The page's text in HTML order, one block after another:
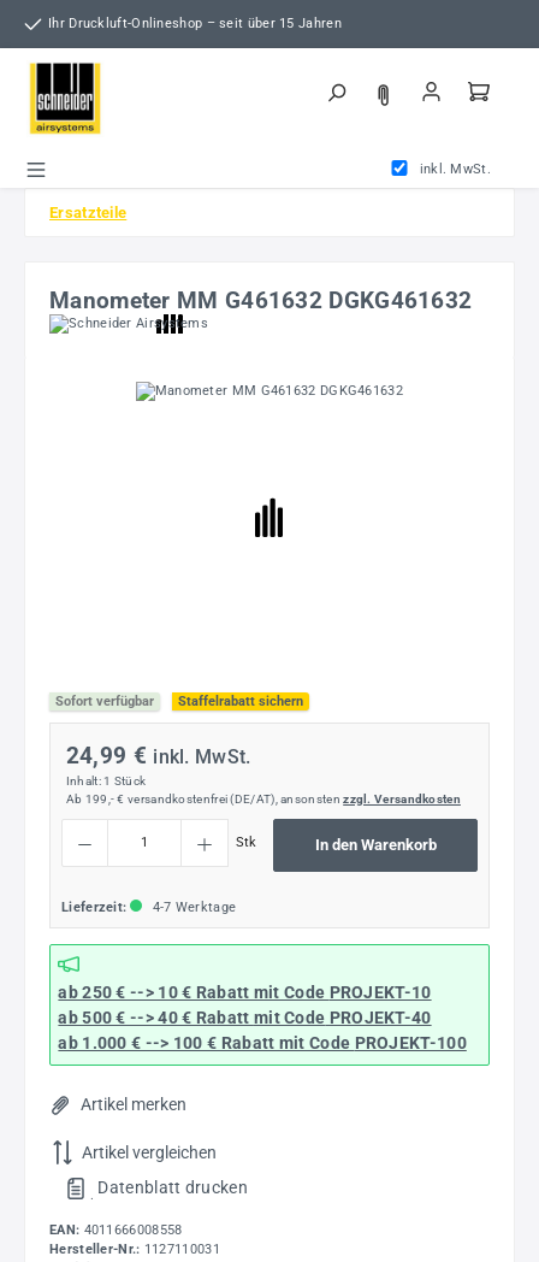
Zum Hauptinhalt springen
Ihr Druckluft-Onlineshop – seit über 15 Jahren
inkl. MwSt.
Ersatzteile
Manometer MM G461632 DGKG461632
Bildergalerie überspringen
Sofort verfügbar Staffelrabatt sichern
24,99 € inkl. MwSt.
Inhalt: 1 Stück
Ab 199,- € versandkostenfrei (DE/AT), ansonstenzzgl. Versandkosten
Stk In den Warenkorb
Lieferzeit: 4-7 Werktage
ab 250 € --> 10 € Rabatt mit Code PROJEKT-10
ab 500 € --> 40 € Rabatt mit Code PROJEKT-40
ab 1.000 € --> 100 € Rabatt mit Code PROJEKT-100
Artikel merken
Artikel vergleichen
. Datenblatt drucken
EAN: 4011666008558
Hersteller-Nr.: 1127110031